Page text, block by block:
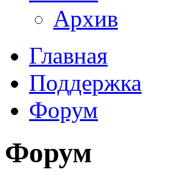
Архив
Главная
Поддержка
Форум
Форум